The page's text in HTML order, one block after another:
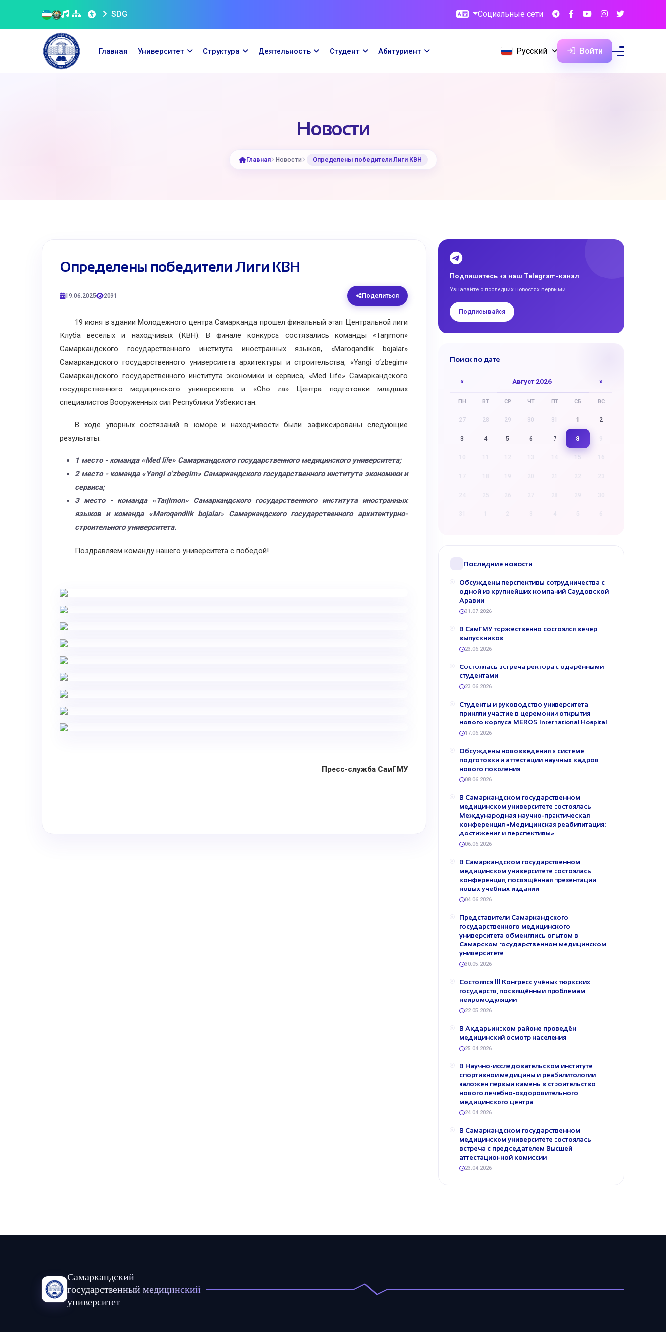
SDG Социальные сети
Главная Университет Структура Деятельность Cтудент Абитуриент Русский Войти
Новости
Главная Новости Определены победители Лиги КВН
Определены победители Лиги КВН
19.06.2025 2091 Поделиться
19 июня в здании Молодежного центра Самарканда прошел финальный этап Центральной лиги
Клуба весёлых и находчивых (КВН). В финале конкурса состязались команды «Tarjimon»
Самаркандского государственного института иностранных языков, «Maroqandlik bojalar»
Самаркандского государственного университета архитектуры и строительства, «Yangi o‘zbegim»
Самаркандского государственного института экономики и сервиса, «Med Life» Самаркандского
государственного медицинского университета и «Cho za» Центра подготовки младших
специалистов Вооруженных сил Республики Узбекистан.
В ходе упорных состязаний в юморе и находчивости были зафиксированы следующие
результаты:
1 место - команда «Med life» Самаркандского государственного медицинского университета;
2 место - команда «Yangi o‘zbegim» Самаркандского государственного института экономики и
сервиса;
3 место - команда «Tarjimon» Самаркандского государственного института иностранных
языков и команда «Maroqandlik bojalar» Самаркандского государственного архитектурно-
строительного университета.
Поздравляем команду нашего университета с победой!
Пресс-служба СамГМУ
Подпишитесь на наш Telegram-канал
Узнавайте о последних новостях первыми
Подписывайся
Поиск по дате
« Август 2026 »
ПН ВТ СР ЧТ ПТ СБ ВС
27 28 29 30 31 1 2
3 4 5 6 7 8
15 16
22 23
28 29 30
4 5 6
Последние новости
Обсуждены перспективы сотрудничества с
одной из крупнейших компаний Саудовской
Аравии
31.07.2026
В СамГМУ торжественно состоялся вечер
выпускников
23.06.2026
Состоялась встреча ректора с одарёнными
студентами
23.06.2026
Студенты и руководство университета
приняли участие в церемонии открытия
нового корпуса MEROS International Hospital
17.06.2026
Обсуждены нововведения в системе
подготовки и аттестации научных кадров
нового поколения
08.06.2026
В Самаркандском государственном
медицинском университете состоялась
Международная научно-практическая
конференция «Медицинская реабилитация:
достижения и перспективы»
06.06.2026
В Самаркандском государственном
медицинском университете состоялась
конференция, посвящённая презентации
новых учебных изданий
04.06.2026
Представители Самаркандского
государственного медицинского
университета обменялись опытом в
Самарском государственном медицинском
университете
30.05.2026
Состоялся III Конгресс учёных тюркских
государств, посвящённый проблемам
нейромодуляции
22.05.2026
В Акдарьинском районе проведён
медицинский осмотр населения
25.04.2026
В Научно-исследовательском институте
спортивной медицины и реабилитологии
заложен первый камень в строительство
нового лечебно-оздоровительного
медицинского центра
24.04.2026
В Самаркандском государственном
медицинском университете состоялась
встреча с председателем Высшей
аттестационной комиссии
23.04.2026
Самаркандский
государственный медицинский
университет